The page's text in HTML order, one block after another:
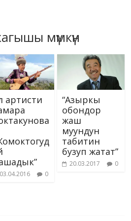
мүмкүн
артисти
03.04.2016 0
“Азыркы
обондор
жаш
муундун
табитин
бузуп жатат”
20.03.2017 0